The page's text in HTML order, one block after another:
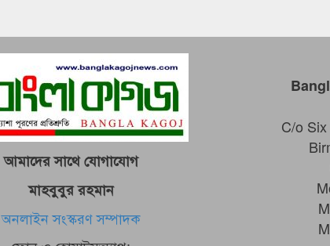
আমাদের সাথে যোগাযোগ
মাহবুবুর রহমান
অনলাইন সংস্করণ সম্পাদক
C/o